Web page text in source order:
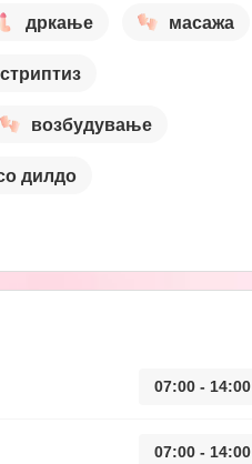
дркање масажа
стриптиз
возбудување
дилдо
07:00 - 14:00
07:00 - 14:00